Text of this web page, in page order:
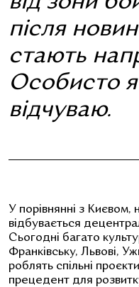
після
стають
Особисто
відчуваю.
У порівнянні з Києвом,
відбувається
Сьогодні багато
Франківську, Львові,
роблять спільні
прецедент для